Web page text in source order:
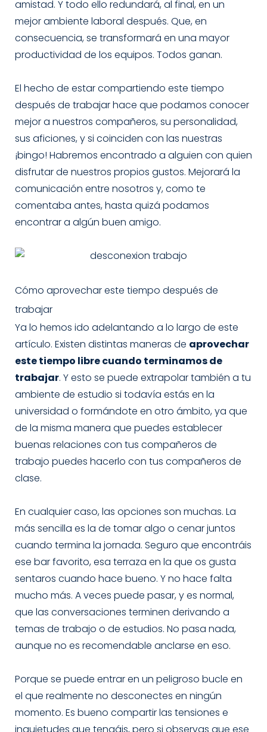
amistad. Y todo ello redundará, al final, en un
mejor ambiente laboral después. Que, en
consecuencia, se transformará en una mayor
productividad de los equipos. Todos ganan.
El hecho de estar compartiendo este tiempo
después de trabajar hace que podamos conocer
mejor a nuestros compañeros, su personalidad,
sus aficiones, y si coinciden con las nuestras
¡bingo! Habremos encontrado a alguien con quien
disfrutar de nuestros propios gustos. Mejorará la
comunicación entre nosotros y, como te
comentaba antes, hasta quizá podamos
encontrar a algún buen amigo.
Cómo aprovechar este tiempo después de
trabajar
Ya lo hemos ido adelantando a lo largo de este
artículo. Existen distintas maneras de aprovechar
este tiempo libre cuando terminamos de
trabajar. Y esto se puede extrapolar también a tu
ambiente de estudio si todavía estás en la
universidad o formándote en otro ámbito, ya que
de la misma manera que puedes establecer
buenas relaciones con tus compañeros de
trabajo puedes hacerlo con tus compañeros de
clase.
En cualquier caso, las opciones son muchas. La
más sencilla es la de tomar algo o cenar juntos
cuando termina la jornada. Seguro que encontráis
ese bar favorito, esa terraza en la que os gusta
sentaros cuando hace bueno. Y no hace falta
mucho más. A veces puede pasar, y es normal,
que las conversaciones terminen derivando a
temas de trabajo o de estudios. No pasa nada,
aunque no es recomendable anclarse en eso.
Porque se puede entrar en un peligroso bucle en
el que realmente no desconectes en ningún
momento. Es bueno compartir las tensiones e